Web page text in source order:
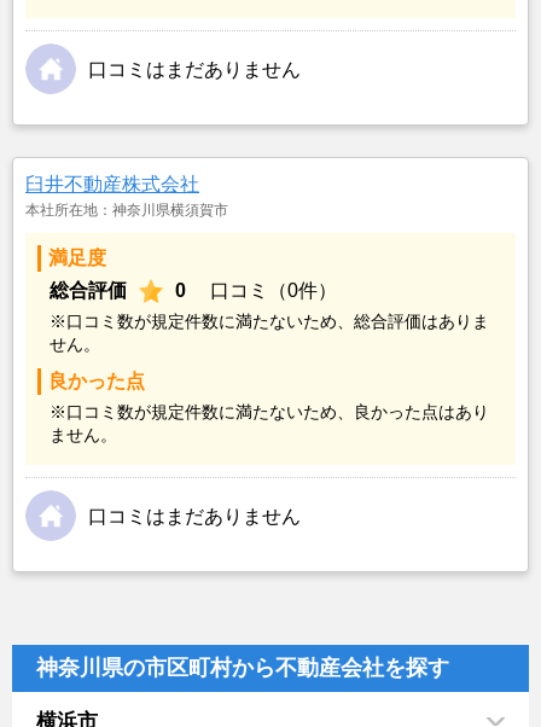
口コミはまだありません
臼井不動産株式会社
本社所在地：神奈川県横須賀市
満足度
総合評価
0 口コミ（0件）
※口コミ数が規定件数に満たないため、総合評価はありま
せん。
良かった点
※口コミ数が規定件数に満たないため、良かった点はあり
ません。
口コミはまだありません
神奈川県の市区町村から不動産会社を探す
横浜市